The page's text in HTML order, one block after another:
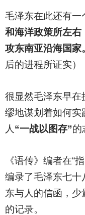
毛泽东在此还有一
和海洋政策所左右
攻东南亚沿海国家。
后的进程所证实）
很显然毛泽东早在
缪地谋划着如何实
人 “一战以图存”的
《语传》编者在“
编录了毛泽东七十
东与人的信函，
的记录。